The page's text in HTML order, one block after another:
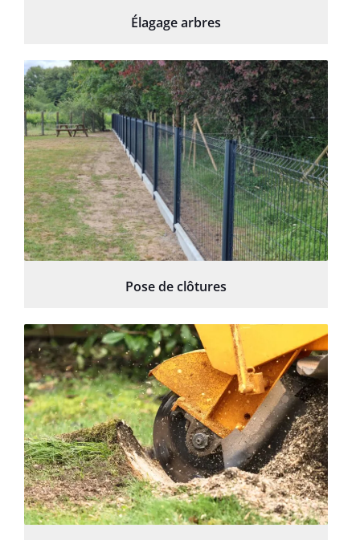
Élagage arbres
Pose de clôtures